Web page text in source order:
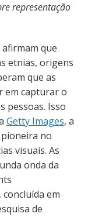
representação
que
etnias, origens
que as
em capturar o
pessoas. Isso
Getty Images, a
no
visuais. As
onda da
concluída em
de